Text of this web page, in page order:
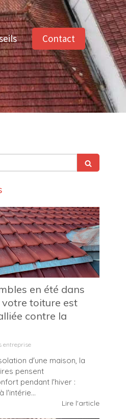
Contact
en été dans
votre toiture est
contre la
entreprise
d'une maison, la
pensent
pendant l'hiver :
l'intérie...
Lire l'article